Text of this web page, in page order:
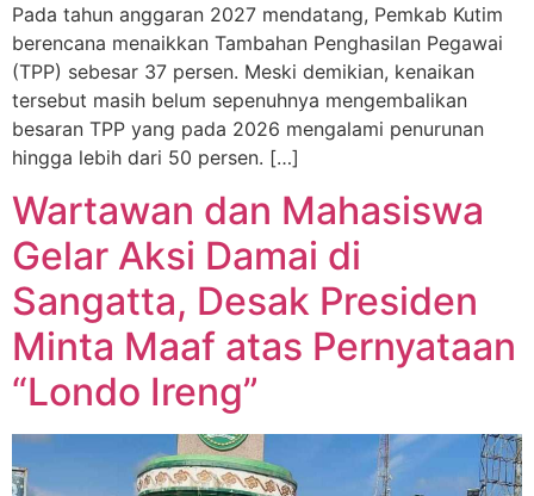
Pada tahun anggaran 2027 mendatang, Pemkab Kutim
berencana menaikkan Tambahan Penghasilan Pegawai
(TPP) sebesar 37 persen. Meski demikian, kenaikan
tersebut masih belum sepenuhnya mengembalikan
besaran TPP yang pada 2026 mengalami penurunan
hingga lebih dari 50 persen. […]
Wartawan dan Mahasiswa
Gelar Aksi Damai di
Sangatta, Desak Presiden
Minta Maaf atas Pernyataan
“Londo Ireng”